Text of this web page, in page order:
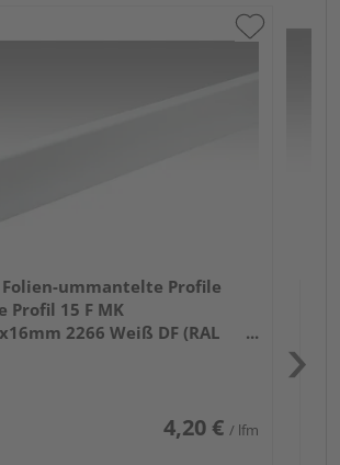
Folien-ummantelte Profile
Profil 15 F MK
2266 Weiß DF (RAL
4,20 € / lfm